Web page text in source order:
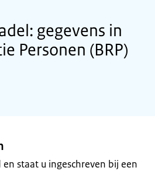
gegevens in
Personen (BRP)
staat u ingeschreven bij een